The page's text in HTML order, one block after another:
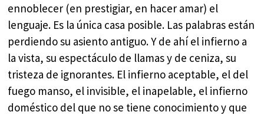
ennoblecer (en prestigiar, en hacer amar) el
lenguaje. Es la única casa posible. Las palabras están
perdiendo su asiento antiguo. Y de ahí el infierno a
la vista, su espectáculo de llamas y de ceniza, su
tristeza de ignorantes. El infierno aceptable, el del
fuego manso, el invisible, el inapelable, el infierno
doméstico del que no se tiene conocimiento y que